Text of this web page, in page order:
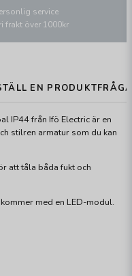
service
frakt över 1000kr
EN
IP44 från Ifö Electric är en
stilren armatur som du kan
att tåla båda fukt och
med en LED-modul.